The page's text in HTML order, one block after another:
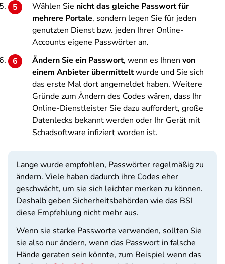
Wählen Sie nicht das gleiche Passwort für
mehrere Portale, sondern legen Sie für jeden
genutzten Dienst bzw. jeden Ihrer Online-
Accounts eigene Passwörter an.
Ändern Sie ein Passwort, wenn es Ihnen von
einem Anbieter übermitteltwurde und Sie sich
das erste Mal dort angemeldet haben. Weitere
Gründe zum Ändern des Codes wären, dass Ihr
Online-Dienstleister Sie dazu auffordert, große
Datenlecks bekannt werden oder Ihr Gerät mit
Schadsoftware infiziert worden ist.
Lange wurde empfohlen, Passwörter regelmäßig zu
ändern. Viele haben dadurch ihre Codes eher
geschwächt, um sie sich leichter merken zu können.
Deshalb geben Sicherheitsbehörden wie das BSI
diese Empfehlung nicht mehr aus.
Wenn sie starke Passworte verwenden, sollten Sie
sie also nur ändern, wenn das Passwort in falsche
Hände geraten sein könnte, zum Beispiel wenn das